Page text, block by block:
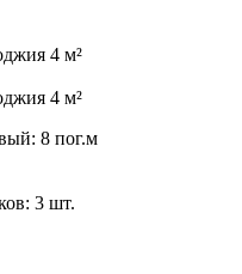
4 м²
4 м²
8 пог.м
3 шт.